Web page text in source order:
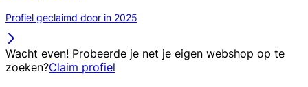
Profiel geclaimd door in 2025
Wacht even! Probeerde je net je eigen webshop op te
zoeken?Claim profiel